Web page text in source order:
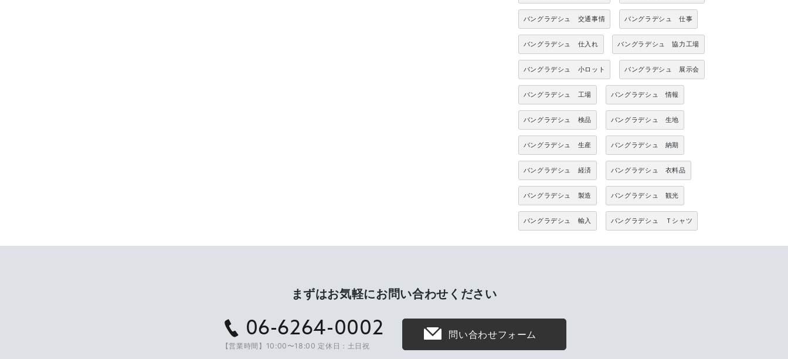
バングラデシュ 交通事情 バングラデシュ 仕事
バングラデシュ 仕入れ バングラデシュ 協力工場
バングラデシュ 小ロット バングラデシュ 展示会
バングラデシュ 工場 バングラデシュ 情報
バングラデシュ 検品 バングラデシュ 生地
バングラデシュ 生産 バングラデシュ 納期
バングラデシュ 経済 バングラデシュ 衣料品
バングラデシュ 製造 バングラデシュ 観光
バングラデシュ 輸入 バングラデシュ Ｔシャツ
まずはお気軽にお問い合わせください
06-6264-0002
【営業時間】10:00〜18:00 定休日：土日祝
問い合わせフォーム